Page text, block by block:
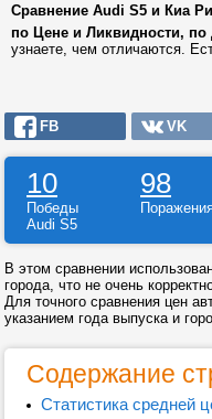
Сравнение Audi S5 и Киа
по Цене и Ликвидности,
узнаете, чем отличаются.
FB VK
10 98
Победы
Audi S5
В этом сравнении
города, что не очень
Для точного сравнения цен
указанием года выпуска и
Содержание
Статистика средней